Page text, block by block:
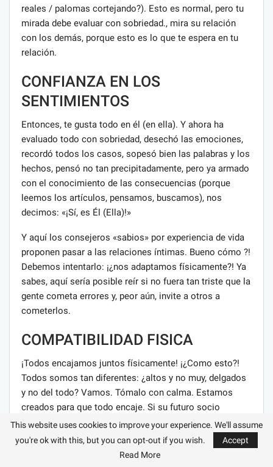
reales / palomas cortejando?). Esto es normal, pero tu
mirada debe evaluar con sobriedad., mira su relación
con los demás, porque esto es lo que te espera en tu
relación.
CONFIANZA EN LOS
SENTIMIENTOS
Entonces, te gusta todo en él (en ella). Y ahora ha
evaluado todo con sobriedad, desechó las emociones,
recordó todos los casos, sopesó bien las palabras y los
hechos, pensó no tan precipitadamente, pero ya armado
con el conocimiento de las consecuencias (porque
leemos los artículos, pensamos, buscamos), nos
decimos: «¡Sí, es Él (Ella)!»
Y aquí los consejeros «sabios» por experiencia de vida
proponen pasar a las relaciones íntimas. Bueno cómo ?!
Debemos intentarlo: ¡¿nos adaptamos físicamente?! Ya
sabes, aquí sería posible reír si no fuera tan triste que la
gente cometa errores y, peor aún, invite a otros a
cometerlos.
COMPATIBILIDAD FISICA
¡Todos encajamos juntos físicamente! ¡¿Como esto?!
Todos somos tan diferentes: ¿altos y no muy, delgados
y no del todo? Vamos. Tómalo con calma. Estamos
creados para que todo encaje. Si su futuro socio
potencial no está de acuerdo con esto, entonces él o
ella:
No consciente de las consecuencias de las
This website uses cookies to improve your experience. We'll assume
you're ok with this, but you can opt-out if you wish.
Accept
Read More